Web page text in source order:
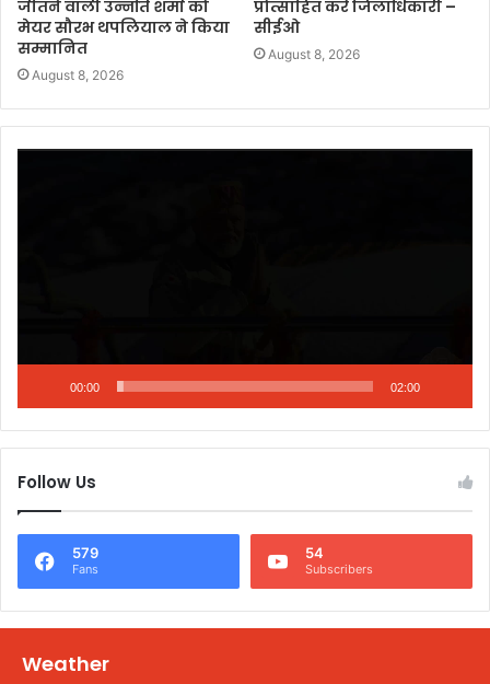
जीतने वाली उन्नति शर्मा को
मेयर सौरभ थपलियाल ने किया
सम्मानित
August 8, 2026
प्रोत्साहित करें जिलाधिकारी –
सीईओ
August 8, 2026
00:00 02:00
Follow Us
579
Fans
54
Subscribers
Weather